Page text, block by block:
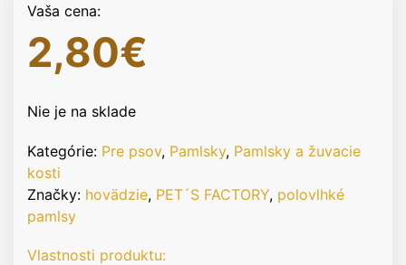
Vaša cena:
2,80€
Nie je na sklade
Kategórie: Pre psov, Pamlsky, Pamlsky a žuvacie
kosti
Značky: hovädzie, PET´S FACTORY, polovlhké
pamlsy
Vlastnosti produktu: